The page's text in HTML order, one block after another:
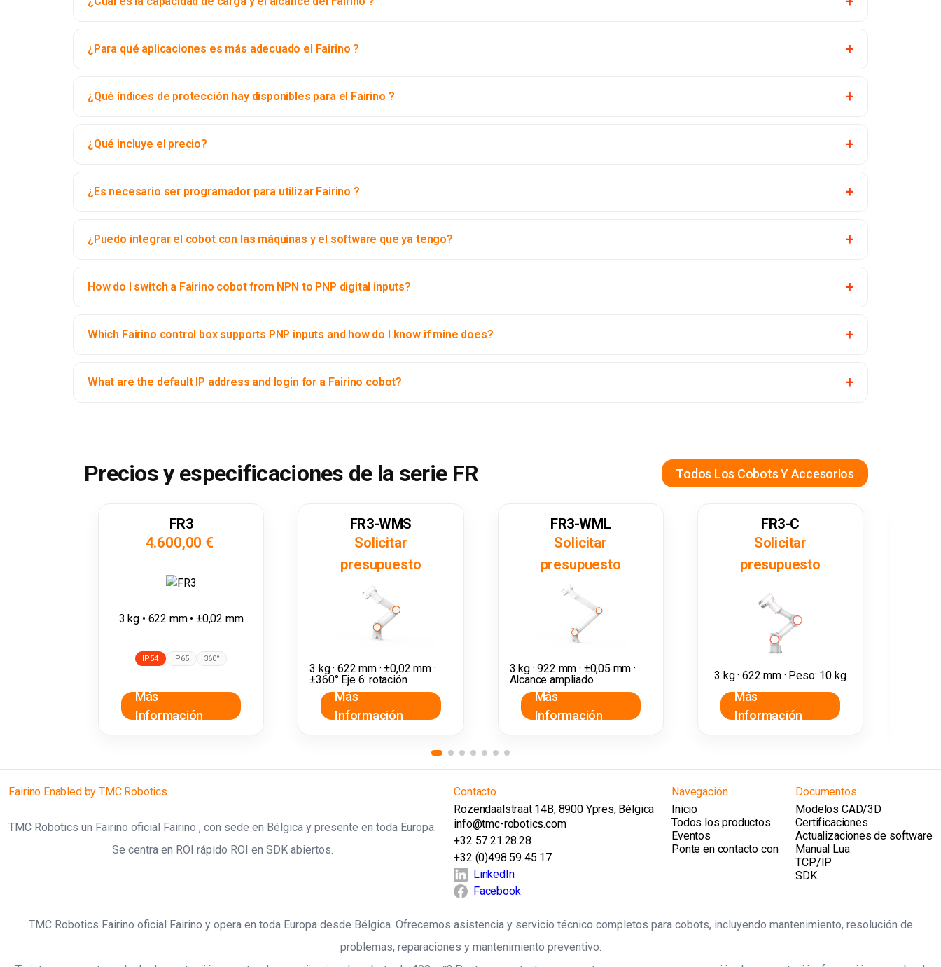
¿Para qué aplicaciones es más adecuado el Fairino ?
¿Qué índices de protección hay disponibles para el Fairino ?
¿Qué incluye el precio?
¿Es necesario ser programador para utilizar Fairino ?
¿Puedo integrar el cobot con las máquinas y el software que ya tengo?
How do I switch a Fairino cobot from NPN to PNP digital inputs?
Which Fairino control box supports PNP inputs and how do I know if mine does?
What are the default IP address and login for a Fairino cobot?
Precios y especificaciones de la serie FR Todos Los Cobots Y Accesorios
FR3
4.600,00 €
3 kg • 622 mm • ±0,02 mm
IP54 IP65 360°
Más
Información
FR3-WMS
Solicitar
presupuesto
3 kg · 622 mm · ±0,02 mm ·
±360° Eje 6: rotación
Más
Información
FR3-WML
Solicitar
presupuesto
3 kg · 922 mm · ±0,05 mm ·
Alcance ampliado
Más
Información
FR3-C
Solicitar
presupuesto
3 kg · 622 mm · Peso: 10 kg
Más
Información
Fairino Enabled by TMC Robotics
TMC Robotics un Fairino oficial Fairino , con sede en Bélgica y presente en toda Europa.
Se centra en ROI rápido ROI en SDK abiertos.
Contacto
Rozendaalstraat 14B, 8900 Ypres, Bélgica
info@tmc-robotics.com
+32 57 21.28.28
+32 (0)498 59 45 17
LinkedIn
Facebook
Navegación
Inicio
Todos los productos
Eventos
Ponte en contacto con
Documentos
Modelos CAD/3D
Certificaciones
Actualizaciones de software
Manual Lua
TCP/IP
SDK
TMC Robotics Fairino oficial Fairino y opera en toda Europa desde Bélgica. Ofrecemos asistencia y servicio técnico completos para cobots, incluyendo mantenimiento, resolución de
problemas, reparaciones y mantenimiento preventivo.